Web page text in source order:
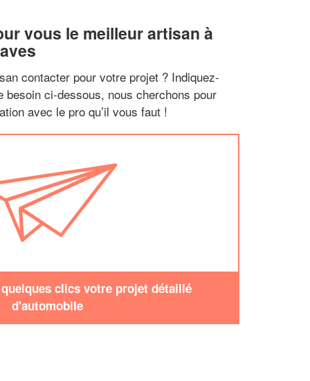
vous le meilleur artisan à
contacter pour votre projet ? Indiquez-
besoin ci-dessous, nous cherchons pour
avec le pro qu’il vous faut !
clics votre projet détaillé
d'automobile